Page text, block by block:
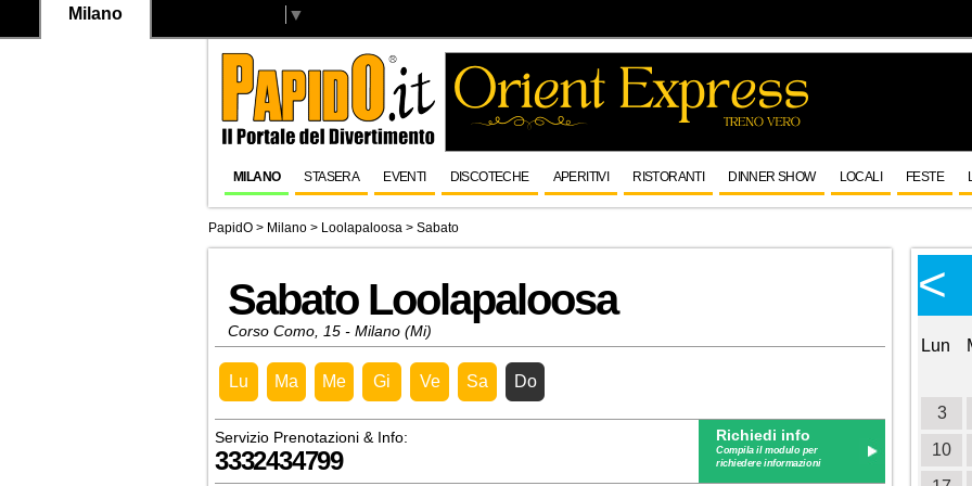
Milano ▼
MILANO STASERA EVENTI DISCOTECHE APERITIVI RISTORANTI DINNER SHOW LOCALI FESTE
PapidO > Milano > Loolapaloosa > Sabato
Sabato Loolapaloosa
Corso Como, 15 - Milano (Mi)
Lu Ma Me Gi Ve Sa Do
Servizio Prenotazioni & Info:
3332434799
Richiedi info
Compila il modulo per
richiedere informazioni
<
Lun Mar Mer Gio Ven Sab
Dom
14 15 16
<
Lun
3
10